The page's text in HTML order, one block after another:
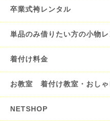
卒業式袴レンタル
単品のみ借りたい方の小物
着付け料金
お教室 着付け教室・おしゃ
NETSHOP